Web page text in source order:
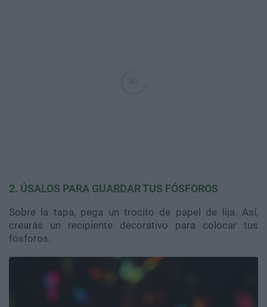
2. ÚSALOS PARA GUARDAR TUS FÓSFOROS
Sobre la tapa, pega un trocito de papel de lija. Así,
crearás un recipiente decorativo para colocar tus
fósforos.